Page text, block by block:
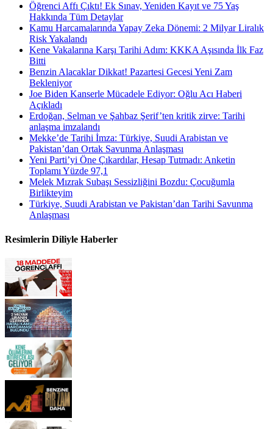
Öğrenci Affı Çıktı! Ek Sınav, Yeniden Kayıt ve 75 Yaş
Hakkında Tüm Detaylar
Kamu Harcamalarında Yapay Zeka Dönemi: 2 Milyar Liralık
Risk Yakalandı
Kene Vakalarına Karşı Tarihi Adım: KKKA Aşısında İlk Faz
Bitti
Benzin Alacaklar Dikkat! Pazartesi Gecesi Yeni Zam
Bekleniyor
Joe Biden Kanserle Mücadele Ediyor: Oğlu Acı Haberi
Açıkladı
Erdoğan, Selman ve Şahbaz Şerif’ten kritik zirve: Tarihi
anlaşma imzalandı
Mekke’de Tarihi İmza: Türkiye, Suudi Arabistan ve
Pakistan’dan Ortak Savunma Anlaşması
Yeni Parti’yi Öne Çıkardılar, Hesap Tutmadı: Anketin
Toplamı Yüzde 97,1
Melek Mızrak Subaşı Sessizliğini Bozdu: Çocuğumla
Birlikteyim
Türkiye, Suudi Arabistan ve Pakistan’dan Tarihi Savunma
Anlaşması
Resimlerin Diliyle Haberler